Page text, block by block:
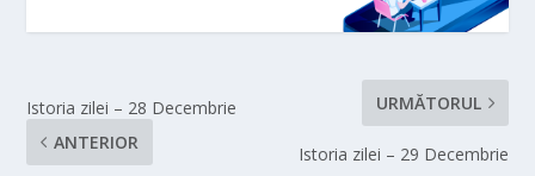
Istoria zilei – 28 Decembrie
ANTERIOR
URMĂTORUL
Istoria zilei – 29 Decembrie